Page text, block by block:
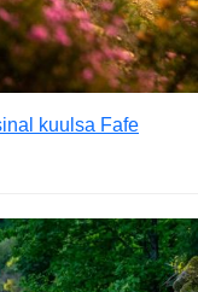
kuulsa Fafe